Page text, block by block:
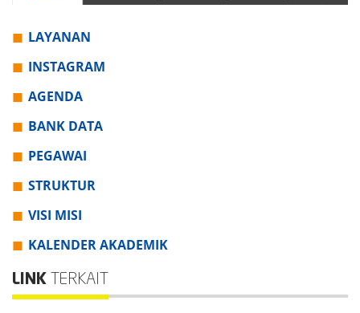
LAYANAN
INSTAGRAM
AGENDA
BANK DATA
PEGAWAI
STRUKTUR
VISI MISI
KALENDER AKADEMIK
LINK TERKAIT